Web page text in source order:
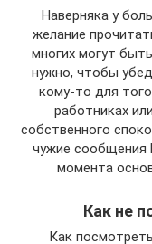
Наверняка у
желание
многих могут
нужно, чтобы
кому-то для
работниках
собственного
чужие сообщения
момента
Как не
Как